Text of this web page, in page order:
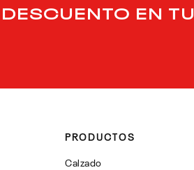
EN TU
PRODUCTOS
Calzado